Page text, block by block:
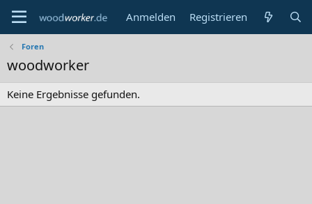
Anmelden Registrieren
Foren
woodworker
Keine Ergebnisse gefunden.